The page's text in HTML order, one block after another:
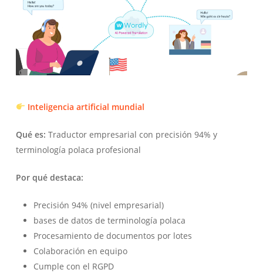
Inteligencia artificial mundial
Qué es: Traductor empresarial con precisión 94% y
terminología polaca profesional
Por qué destaca:
Precisión 94% (nivel empresarial)
bases de datos de terminología polaca
Procesamiento de documentos por lotes
Colaboración en equipo
Cumple con el RGPD